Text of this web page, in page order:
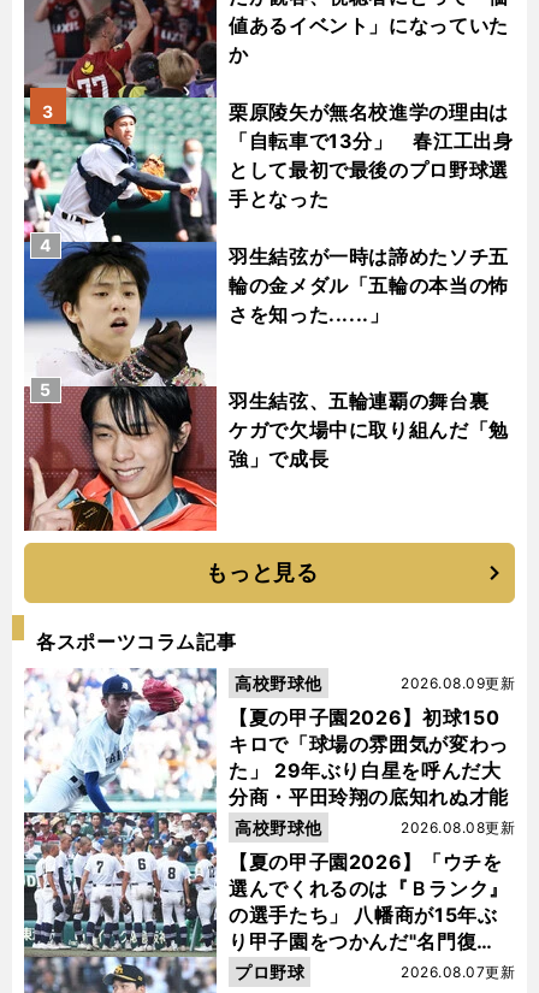
値あるイベント」になっていた
か
栗原陵矢が無名校進学の理由は
「自転車で13分」 春江工出身
として最初で最後のプロ野球選
手となった
3
羽生結弦が一時は諦めたソチ五
輪の金メダル「五輪の本当の怖
さを知った......」
4
羽生結弦、五輪連覇の舞台裏
ケガで欠場中に取り組んだ「勉
強」で成長
5
もっと見る
各スポーツコラム記事
【夏の甲子園2026】初球150
キロで「球場の雰囲気が変わっ
た」 29年ぶり白星を呼んだ大
分商・平田玲翔の底知れぬ才能
2026.08.09更新
高校野球他
【夏の甲子園2026】「ウチを
選んでくれるのは『Ｂランク』
の選手たち」 八幡商が15年ぶ
り甲子園をつかんだ"名門復
活"の舞台裏
2026.08.08更新
高校野球他
2026.08.07更新
プロ野球